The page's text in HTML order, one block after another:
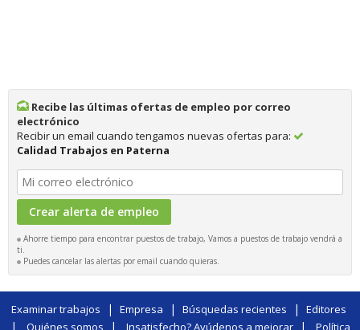
Recibe las últimas ofertas de empleo por correo
electrónico
Recibir un email cuando tengamos nuevas ofertas para:
Calidad Trabajos en Paterna
Ahorre tiempo para encontrar puestos de trabajo, Vamos a puestos de trabajo vendrá a
ti.
Puedes cancelar las alertas por email cuando quieras.
Examinar trabajos | Empresa | Búsquedas recientes | Editores
| Quiénes somos | Insatisfecho? Ayúdenos a mejorar| Política